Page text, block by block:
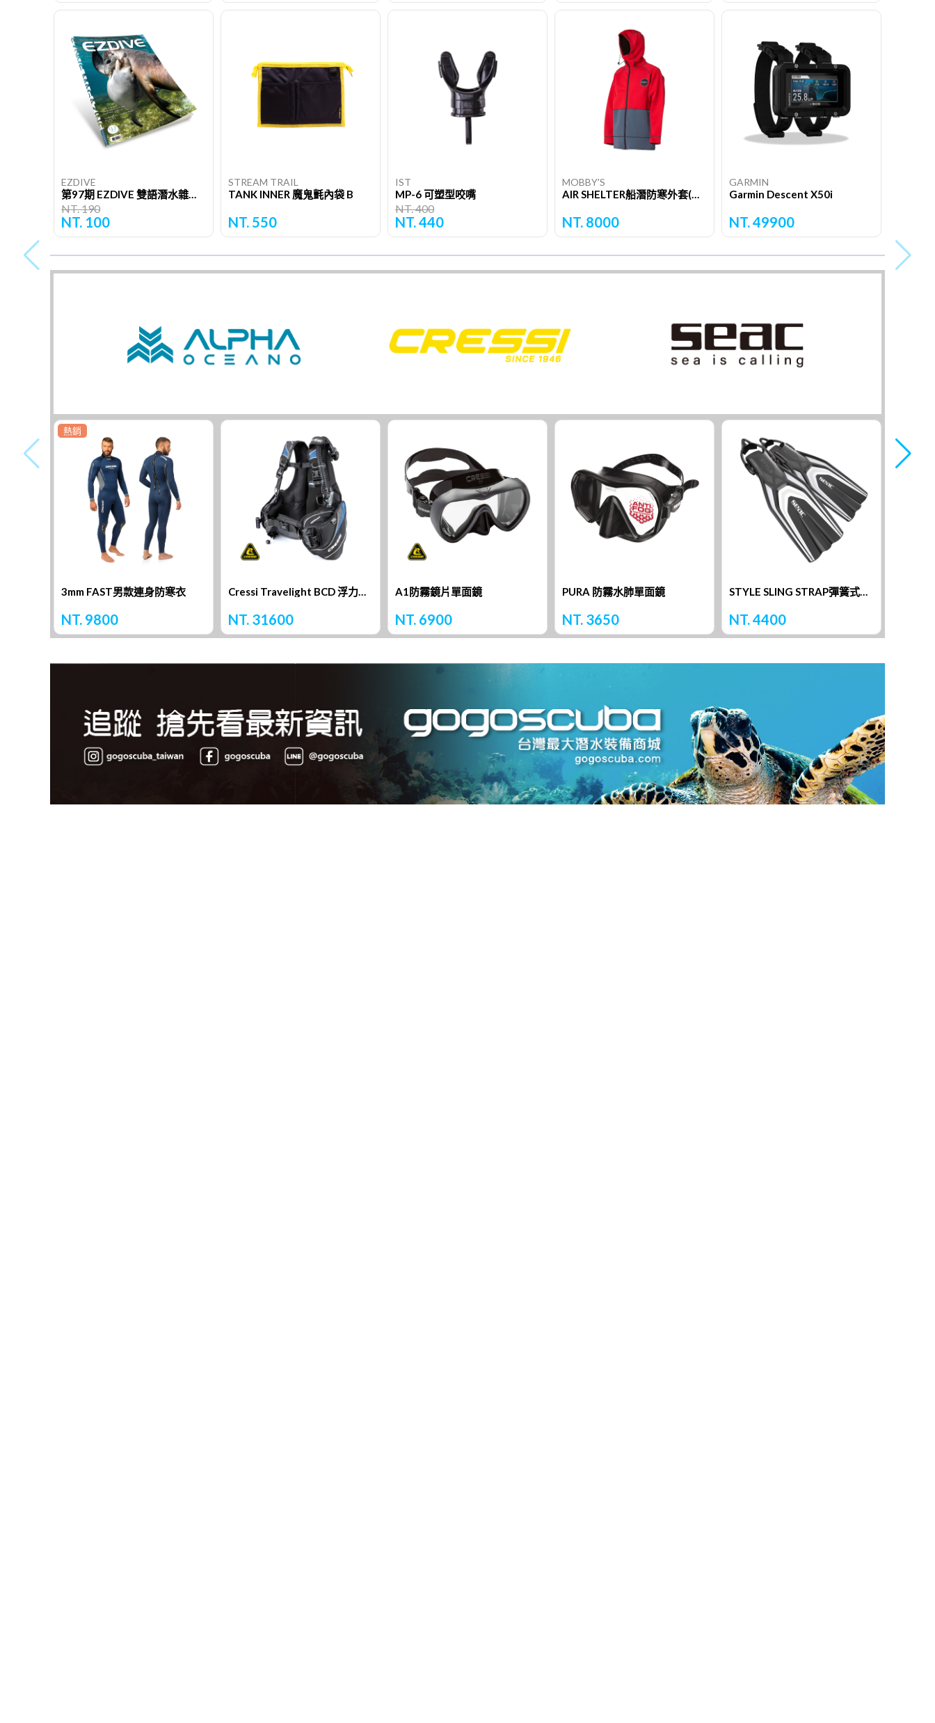
EZDIVE
第97期 EZDIVE 雙語潛水雜誌（單期）
NT. 190
NT. 100
STREAM TRAIL
TANK INNER 魔鬼氈內袋 B
NT. 550
IST
MP-6 可塑型咬嘴
NT. 400
NT. 440
MOBBY'S
AIR SHELTER船潛防寒外套(紅灰.黑.海軍藍)
NT. 8000
GARMIN
Garmin Descent X50i
NT. 49900
熱銷
3mm FAST男款連身防寒衣
NT. 9800
Cressi Travelight BCD 浮力背心
NT. 31600
A1防霧鏡片單面鏡
NT. 6900
PURA 防霧水肺單面鏡
NT. 3650
STYLE SLING STRAP彈簧式蛙鞋
NT. 4400